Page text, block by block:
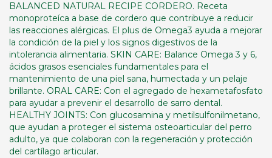
BALANCED NATURAL RECIPE CORDERO. Receta
monoproteíca a base de cordero que contribuye a reducir
las reacciones alérgicas. El plus de Omega3 ayuda a mejorar
la condición de la piel y los signos digestivos de la
intolerancia alimentaria. SKIN CARE: Balance Omega 3 y 6,
ácidos grasos esenciales fundamentales para el
mantenimiento de una piel sana, humectada y un pelaje
brillante. ORAL CARE: Con el agregado de hexametafosfato
para ayudar a prevenir el desarrollo de sarro dental.
HEALTHY JOINTS: Con glucosamina y metilsulfonilmetano,
que ayudan a proteger el sistema osteoarticular del perro
adulto, ya que colaboran con la regeneración y protección
del cartílago articular.